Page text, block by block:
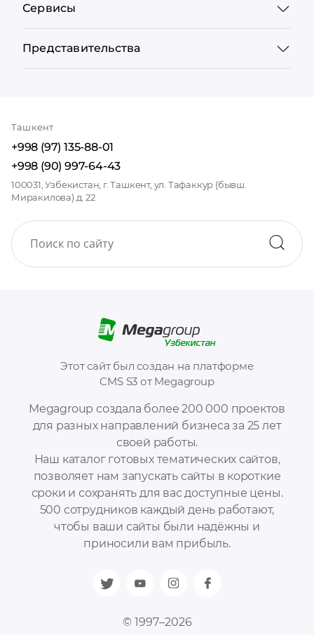
Megagroup создала более 200 000 проектов
для разных направлений бизнеса за 25 лет
своей работы.
Наш каталог готовых тематических сайтов,
позволяет нам запускать сайты в короткие
сроки и сохранять для вас доступные цены.
500 сотрудников каждый день работают,
чтобы ваши сайты были надёжны и
приносили вам прибыль.
© 1997–2026
Этот сайт был создан на платформе
CMS S3 от Megagroup
Сервисы
Представительства
Ташкент
+998 (97) 135-88-01
+998 (90) 997-64-43
100031, Узбекистан, г. Ташкент, ул. Тафаккур (бывш.
Миракилова) д. 22